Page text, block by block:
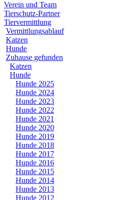
Verein und Team
Tierschutz-Partner
Tiervermittlung
Vermittlungsablauf
Katzen
Hunde
Zuhause gefunden
Katzen
Hunde
Hunde 2025
Hunde 2024
Hunde 2023
Hunde 2022
Hunde 2021
Hunde 2020
Hunde 2019
Hunde 2018
Hunde 2017
Hunde 2016
Hunde 2015
Hunde 2014
Hunde 2013
Hunde 2012